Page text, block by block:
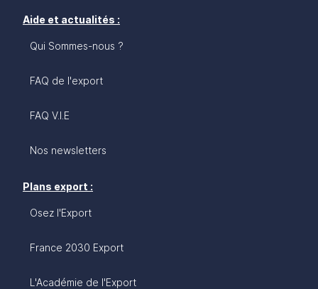
Aide et actualités :
Qui Sommes-nous ?
FAQ de l'export
FAQ V.I.E
Nos newsletters
Plans export :
Osez l'Export
France 2030 Export
L'Académie de l'Export